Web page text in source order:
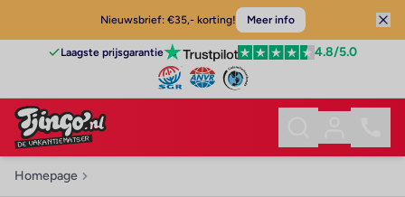
Nieuwsbrief: €35,- korting! Meer info
Laagste prijsgarantie 4.8/5.0
Homepage